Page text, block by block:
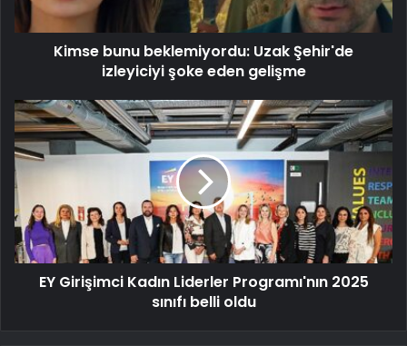
Kimse bunu beklemiyordu: Uzak Şehir'de
izleyiciyi şoke eden gelişme
EY Girişimci Kadın Liderler Programı'nın 2025
sınıfı belli oldu